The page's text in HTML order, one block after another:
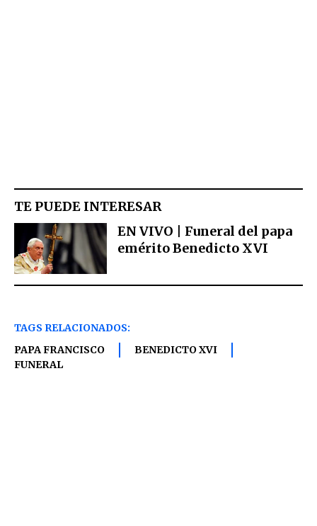
TE PUEDE INTERESAR
EN VIVO | Funeral del papa
emérito Benedicto XVI
TAGS RELACIONADOS:
PAPA FRANCISCO
BENEDICTO XVI
FUNERAL